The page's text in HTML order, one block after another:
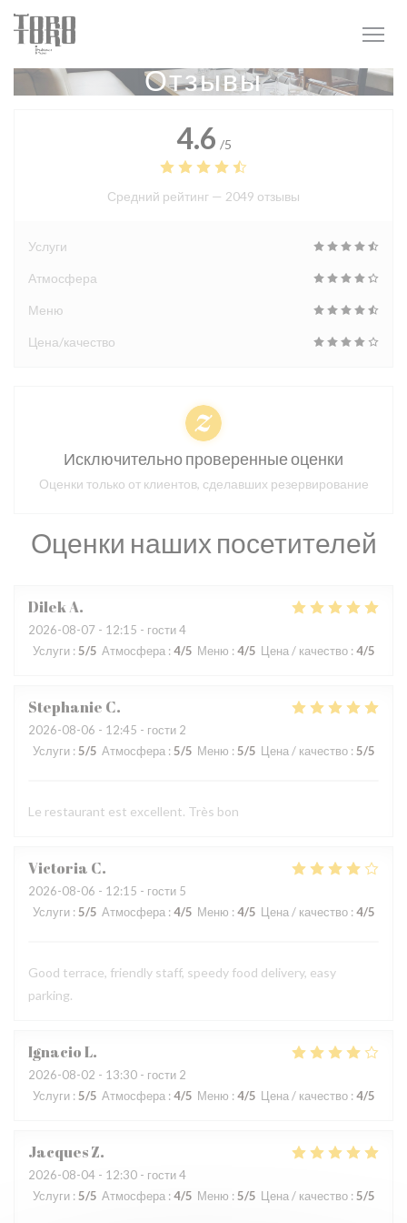
Панель управления cookies
Отзывы
Оценки наших посетителей
DilekA
2026-08-07 - 12:15 - гости 4
Услуги : 5/5 Атмосфера : 4/5 Меню : 4/5 Цена / качество : 4/5
Stephanie C
2026-08-06 - 12:45 - гости 2
Услуги : 5/5 Атмосфера : 5/5 Меню : 5/5 Цена / качество : 5/5
Le restaurant est excellent. Très bon
Victoria C
2026-08-06 - 12:15 - гости 5
Услуги : 5/5 Атмосфера : 4/5 Меню : 4/5 Цена / качество : 4/5
Good terrace, friendly staff, speedy food delivery, easy
parking.
IgnacioL
2026-08-02 - 13:30 - гости 2
Услуги : 5/5 Атмосфера : 4/5 Меню : 4/5 Цена / качество : 4/5
JacquesZ
2026-08-04 - 12:30 - гости 4
Услуги : 5/5 Атмосфера : 4/5 Меню :5/5 Цена / качество : 5/5
4.6 /5
Средний рейтинг — 2049 отзывы
Услуги
Атмосфера
Меню
Цена/качество
Исключительно проверенные оценки
Оценки только от клиентов, сделавших резервирование